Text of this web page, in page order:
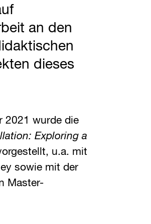
an den
dieses
2021 wurde die
Exploring a
u.a. mit
sowie mit der
Master-